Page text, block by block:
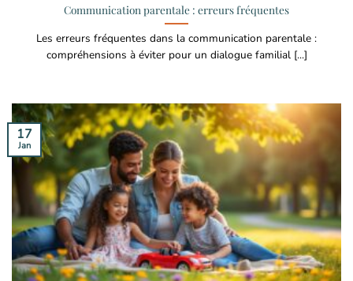
Communication parentale : erreurs fréquentes
Les erreurs fréquentes dans la communication parentale :
compréhensions à éviter pour un dialogue familial [...]
17
Jan